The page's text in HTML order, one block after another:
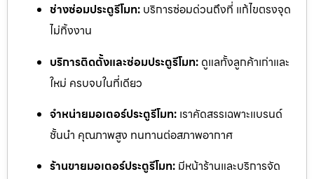
ช่างซ่อมประตูรีโมท: บริการซ่อมด่วนถึงที่ แก้ไขตรงจุด
ไม่ทิ้งงาน
บริการติดตั้งและซ่อมประตูรีโมท: ดูแลทั้งลูกค้าเก่าและ
ใหม่ ครบจบในที่เดียว
จำหน่ายมอเตอร์ประตูรีโมท: เราคัดสรรเฉพาะแบรนด์
ชั้นนำ คุณภาพสูง ทนทานต่อสภาพอากาศ
ร้านขายมอเตอร์ประตูรีโมท: มีหน้าร้านและบริการจัด